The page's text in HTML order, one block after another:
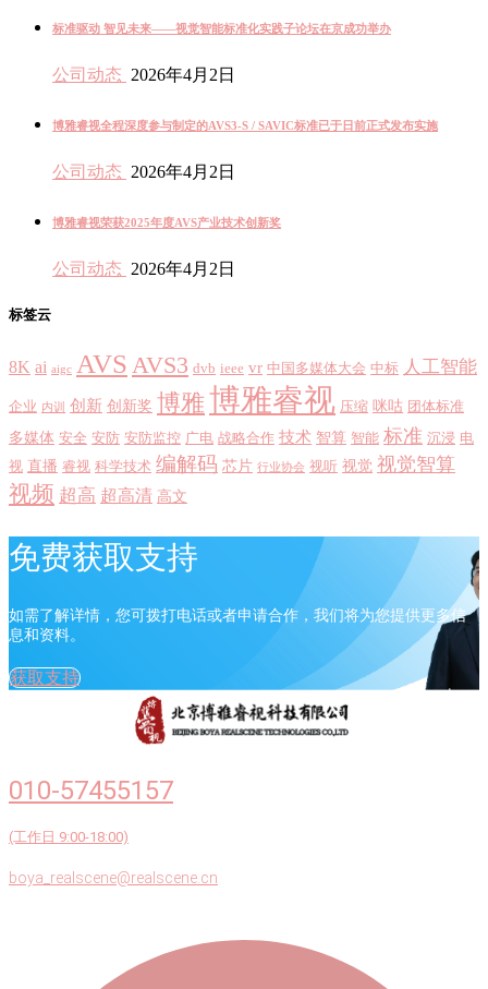
标准驱动 智见未来——视觉智能标准化实践子论坛在京成功举办
公司动态 2026年4月2日
博雅睿视全程深度参与制定的AVS3-S / SAVIC标准已于日前正式发布实施
公司动态 2026年4月2日
博雅睿视荣获2025年度AVS产业技术创新奖
公司动态 2026年4月2日
标签云
8K ai aigc AVS AVS3 dvb ieee vr 中国多媒体大会 中标 人工智能
企业 内训 创新 创新奖 博雅博雅睿视 压缩 咪咕 团体标准
多媒体 安全 安防 安防监控 广电 战略合作 技术 智算 智能 标准 沉浸 电
视 直播 睿视 科学技术 编解码 芯片 行业协会 视听 视觉 视觉智算
视频 超高 超高清 高文
免费获取支持
如需了解详情，您可拨打电话或者申请合作，我们将为您提供更多信
息和资料。
获取支持
010-57455157
(工作日 9:00-18:00)
boya_realscene@realscene.cn